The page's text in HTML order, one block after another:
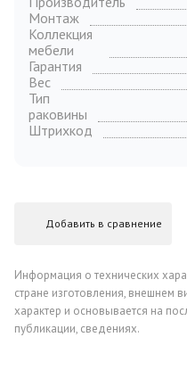
Монтаж
Коллекция
мебели
Гарантия
Вес
Тип
раковины
Штрихкод
Добавить в сравнение
Информация о технических
стране изготовления, внешнем
характер и основывается на
публикации, сведениях.